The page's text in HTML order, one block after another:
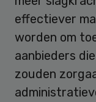
effectiever
worden om
aanbieders
zouden